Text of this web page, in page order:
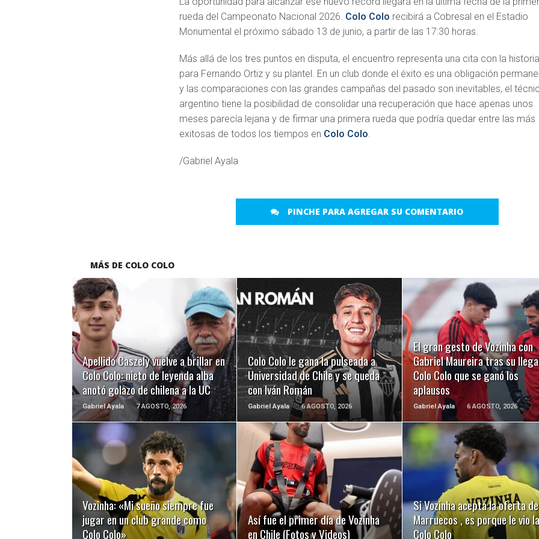
rueda del Campeonato Nacional 2026. Colo Colo recibirá a Cobresal en el Estadio
Monumental el próximo sábado 13 de junio, a partir de las 17:30 horas.
Más allá de los tres puntos en disputa, el encuentro representa una cita con la historia
para Fernando Ortiz y su plantel. En un club donde el éxito es una obligación
y las comparaciones con las grandes campañas del pasado son inevitables, el
argentino tiene la posibilidad de consolidar una recuperación que hace apenas unos
meses parecía lejana y de firmar una primera rueda que podría quedar entre las más
exitosas de todos los tiempos en Colo Colo
/Gabriel Ayala
PINCHE PARA AGREGAR SU COMENTARIO
MÁS DE COLO COLO
Apellido Caszely vuelve a brillar en
Colo Colo: nieto de leyenda alba
anotó golazo de chilena a la UC
Gabriel Ayala 7 AGOSTO, 2026
LEER MÁS
Colo Colo le gana la pulseada a
Universidad de Chile y se queda
con Iván Román
Gabriel Ayala 6 AGOSTO, 2026
LEER MÁS
El gran gesto de Vozinha con
Gabriel Maureira tras su
Colo Colo que se ganó los
aplausos
Gabriel Ayala 6 AGOSTO, 2026
LEER MÁS
Vozinha: «Mi sueño siempre fue
jugar en un club grande como
Colo Colo»
LEER MÁS
Así fue el primer día de Vozinha
en Chile (Fotos y Videos)
LEER MÁS
Si Vozinha acepta la oferta de
Marruecos , es porque le vio
Colo Colo
LEER MÁS